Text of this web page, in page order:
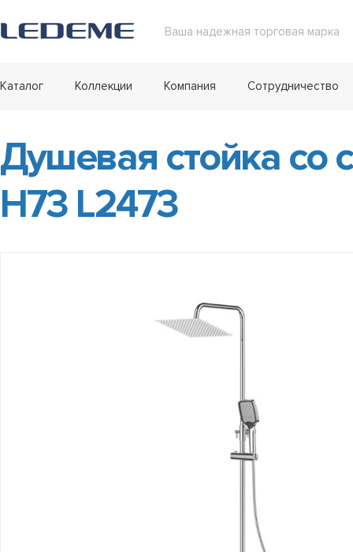
Ваша надежная торговая марка
Каталог Коллекции Компания Сотрудничество
Душевая стойка со
H73 L2473